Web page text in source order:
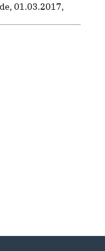
01.03.2017,